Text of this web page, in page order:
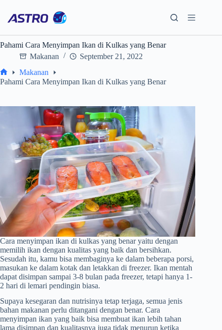
content
Pahami Cara Menyimpan Ikan di Kulkas yang Benar
Makanan
September 21, 2022
Home
Makanan
Pahami Cara Menyimpan Ikan di Kulkas yang Benar
Cara menyimpan ikan di kulkas yang benar yaitu dengan
memilih ikan dengan kualitas yang baik dan bersihkan.
Sesudah itu, kamu bisa membaginya ke dalam beberapa porsi,
masukan ke dalam kotak dan letakkan di freezer. Ikan mentah
dapat disimpan sampai 3-8 bulan pada freezer, tetapi hanya 1-
2 hari di lemari pendingin biasa.
Supaya kesegaran dan nutrisinya tetap terjaga, semua jenis
bahan makanan perlu ditangani dengan benar. Cara
menyimpan ikan yang baik bisa membuat ikan lebih tahan
lama disimpan dan kualitasnya juga tidak menurun ketika